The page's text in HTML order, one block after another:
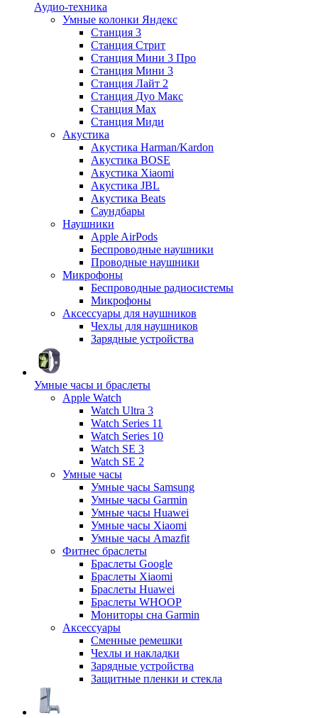
Аудио-техника
Умные колонки Яндекс
Станция 3
Станция Стрит
Станция Мини 3 Про
Станция Мини 3
Станция Лайт 2
Станция Дуо Макс
Станция Max
Станция Миди
Акустика
Акустика Harman/Kardon
Акустика BOSE
Акустика Xiaomi
Акустика JBL
Акустика Beats
Саундбары
Наушники
Apple AirPods
Беспроводные наушники
Проводные наушники
Микрофоны
Беспроводные радиосистемы
Микрофоны
Аксессуары для наушников
Чехлы для наушников
Зарядные устройства
Умные часы и браслеты
Apple Watch
Watch Ultra 3
Watch Series 11
Watch Series 10
Watch SE 3
Watch SE 2
Умные часы
Умные часы Samsung
Умные часы Garmin
Умные часы Huawei
Умные часы Xiaomi
Умные часы Amazfit
Фитнес браслеты
Браслеты Google
Браслеты Xiaomi
Браслеты Huawei
Браслеты WHOOP
Мониторы сна Garmin
Аксессуары
Сменные ремешки
Чехлы и накладки
Зарядные устройства
Защитные пленки и стекла